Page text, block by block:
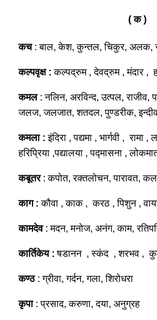
( क )
कच: बाल, केश, कुन्तल, चिकुर, अलक,
कल्पवृक्ष : कल्पद्रुम , देवद्रुम , मंदार ,
कमल: नलिन, अरविन्द, उत्पल, राजीव,
जलज, जलजात, शतदल, पुण्डरीक,
कमला : इंदिरा , पद्यमा , भार्गवी , रामा
हरिप्रिया ,पद्यालया , पद्मासना ,
कबूतर: कपोत, रक्तलोचन, पारावत,
काग : कौवा , काक , करठ , पिशुन ,
कामदेव: मदन, मनोज, अनंग, काम,
कार्तिकेय : षडानन , स्कंद , शरभव ,
कण्ठ: ग्रीवा, गर्दन, गला, शिरोधरा
कृपा: प्रसाद, करुणा, दया, अनुग्रह